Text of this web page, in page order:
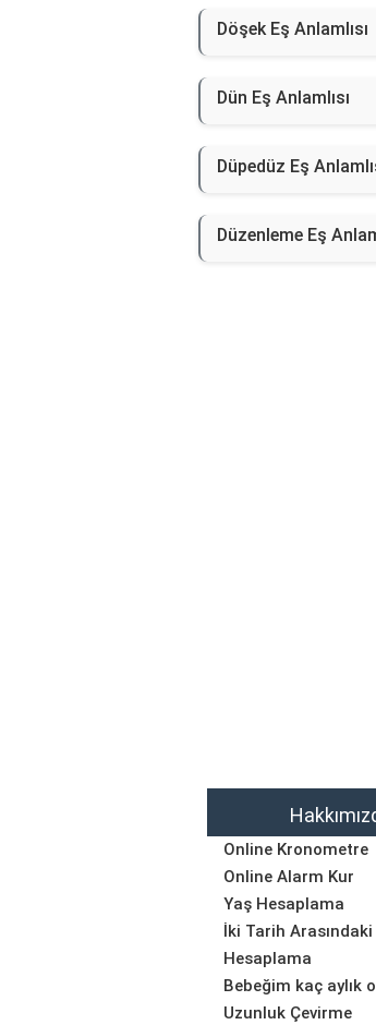
Döşek Eş Anlamlısı
Dün Eş Anlamlısı
Düpedüz Eş
Düzenleme Eş
Online Kronometre
Online Alarm Kur
Yaş Hesaplama
İki Tarih Arasındaki
Hesaplama
Bebeğim kaç aylık
Uzunluk Çevirme